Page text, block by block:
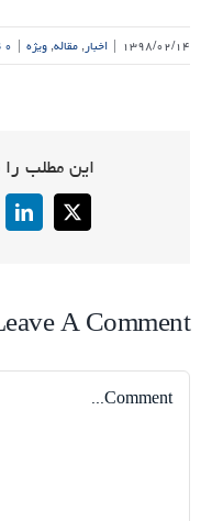
۱۳۹۸/۰۲/۱۴ | اخبار,مقاله,ویژه | ۰ Comments
این مطلب
X
A Comment
Comment